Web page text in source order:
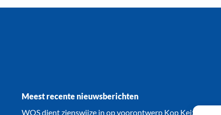
Meest recente nieuwsberichten
WOS dient zienswijze in op voorontwerp Kop Keizerstraat: